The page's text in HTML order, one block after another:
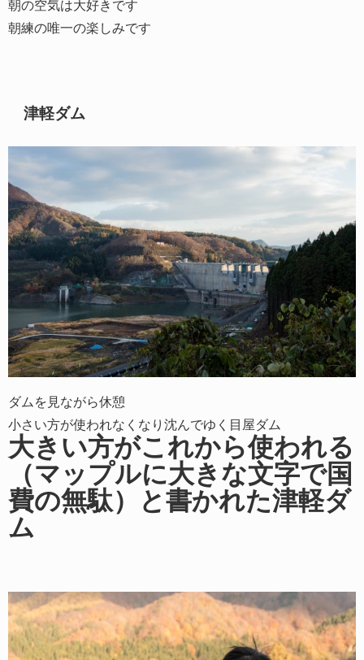
朝の空気は大好きです
朝練の唯一の楽しみです
津軽ダム
ダムを見ながら休憩
小さい方が使われなくなり沈んでゆく目屋ダム
大きい方がこれから使われる
（マップルに大きな文字で国
費の無駄）と書かれた津軽ダ
ム